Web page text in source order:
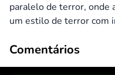
paralelo de terror, onde
um estilo de terror com
Comentários